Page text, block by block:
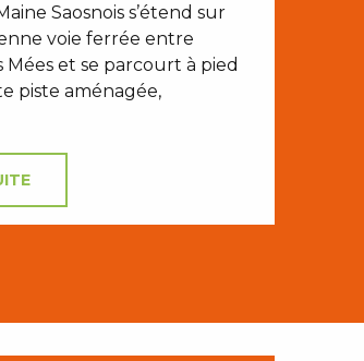
Saosnois s’étend sur
voie ferrée entre
Mées et se parcourt à pied
piste aménagée,